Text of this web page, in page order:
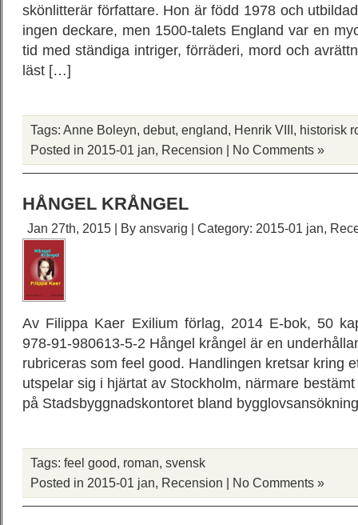
skönlitterär författare. Hon är född 1978 och
ingen deckare, men 1500-talets England var en
tid med ständiga intriger, förräderi, mord och
läst […]
Tags: Anne Boleyn, debut, england, Henrik VIII, historisk
Posted in 2015-01 jan, Recension | No Comments »
HÅNGEL KRÅNGEL
Jan 27th, 2015 | By ansvarig | Category: 2015-01 jan,
Av Filippa Kaer Exilium förlag, 2014 E-bok, 50
978-91-980613-5-2 Hångel krångel är en
rubriceras som feel good. Handlingen kretsar kring
utspelar sig i hjärtat av Stockholm, närmare
på Stadsbyggnadskontoret bland
Tags: feel good, roman, svensk
Posted in 2015-01 jan, Recension | No Comments »